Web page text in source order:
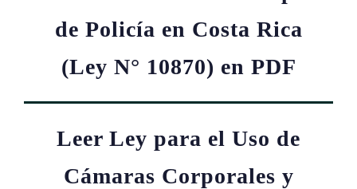
de Policía en Costa Rica
(Ley N° 10870) en PDF
Leer Ley para el Uso de
Cámaras Corporales y